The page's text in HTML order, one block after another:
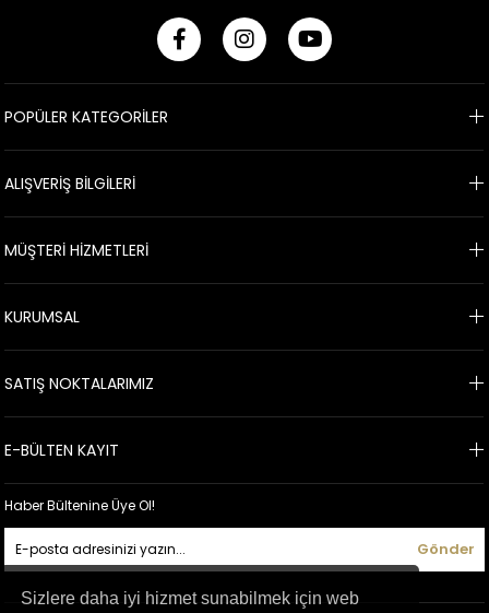
Sizlere daha iyi hizmet sunabilmek için web
de kargo ücreti ödemezsiniz.
24 Saat İçinde Ücretsiz Kargo Fırsatı
Carmen'de sizi bekliyor. Yeni sezon moda trendlerine uygun, gelin
yakışacak elbiseleri Carmen abiye online alışveriş sitesinde kolayca
gibi avantajlardan da faydalanabilirsiniz.
POPÜLER KATEGORİLER
ALIŞVERİŞ BİLGİLERİ
MÜŞTERİ HİZMETLERİ
KURUMSAL
SATIŞ NOKTALARIMIZ
E-BÜLTEN KAYIT
Haber Bültenine Üye Ol!
Gönder